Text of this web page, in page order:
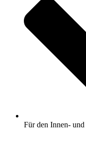
Für den Innen-